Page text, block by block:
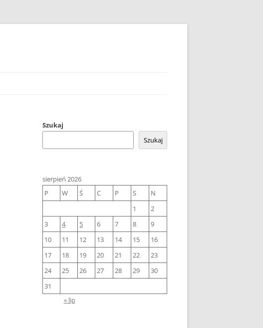
Szukaj
Szukaj
sierpień 2026
P
W Ś C P S
N
1
2
3
4 5 6 7 8
9
10
11 12 13 14 15
16
17
18 19 20 21 22
23
24
25 26 27 28 29
30
31
« lip